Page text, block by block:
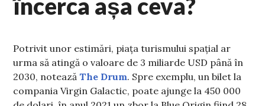
încerca așa ceva?
Potrivit unor estimări, piața turismului spațial ar
urma să atingă o valoare de 3 miliarde USD până în
2030, notează The Drum. Spre exemplu, un bilet la
compania Virgin Galactic, poate ajunge la 450 000